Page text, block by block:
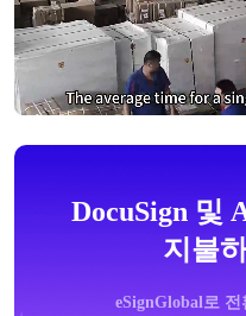
DocuSign 및
지불
eSignGlobal로